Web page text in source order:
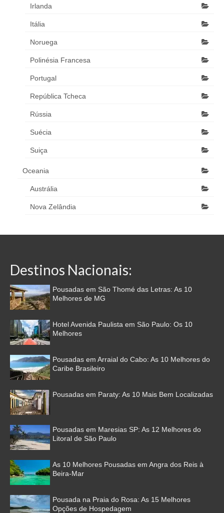
Irlanda
Itália
Noruega
Polinésia Francesa
Portugal
República Tcheca
Rússia
Suécia
Suiça
Oceania
Austrália
Nova Zelândia
Destinos Nacionais:
Pousadas em São Thomé das Letras: As 10
Melhores de MG
Hotel Avenida Paulista em São Paulo: Os 10
Melhores
Pousadas em Arraial do Cabo: As 10 Melhores do
Caribe Brasileiro
Pousadas em Paraty: As 10 Mais Bem Localizadas
Pousadas em Maresias SP: As 12 Melhores do
Litoral de São Paulo
As 10 Melhores Pousadas em Angra dos Reis à
Beira-Mar
Pousada na Praia do Rosa: As 15 Melhores
Opções de Hospedagem